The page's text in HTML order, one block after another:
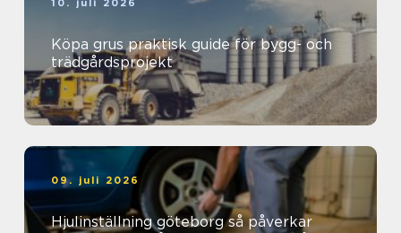
10. juli 2026
Köpa grus praktisk guide för bygg- och
trädgårdsprojekt
09. juli 2026
Hjulinställning göteborg så påverkar